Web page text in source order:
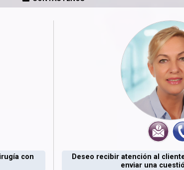
con
Deseo recibir atención al
enviar una